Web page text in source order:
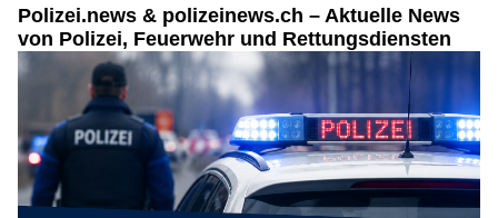
Polizei.news & polizeinews.ch – Aktuelle News
von Polizei, Feuerwehr und Rettungsdiensten